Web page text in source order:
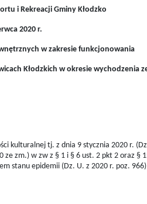
i Rekreacji Gminy Kłodzko
2020 r.
w zakresie funkcjonowania
Kłodzkich w okresie wychodzenia
kulturalnej tj. z dnia 9 stycznia 2020 r.
zm.) w zw z § 1 i § 6 ust. 2 pkt 2 oraz
stanu epidemii (Dz. U. z 2020 r. poz. 966)